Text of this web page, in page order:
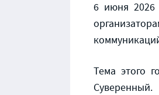
6 июня 2026
Тема этого